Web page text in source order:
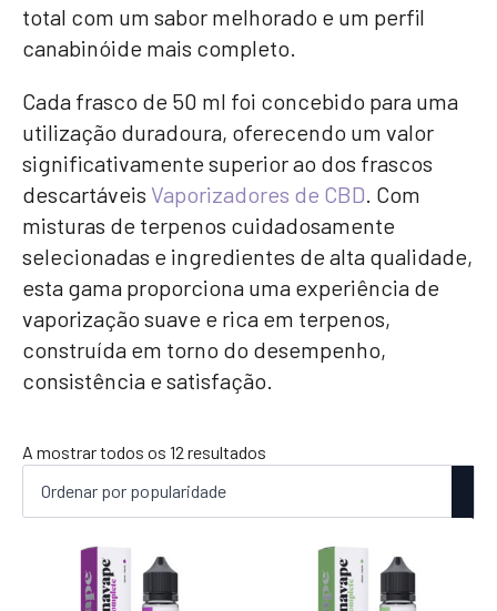
total com um sabor melhorado e um perfil
canabinóide mais completo.
Cada frasco de 50 ml foi concebido para uma
utilização duradoura, oferecendo um valor
significativamente superior ao dos frascos
descartáveis Vaporizadores de CBD. Com
misturas de terpenos cuidadosamente
selecionadas e ingredientes de alta qualidade,
esta gama proporciona uma experiência de
vaporização suave e rica em terpenos,
construída em torno do desempenho,
consistência e satisfação.
A mostrar todos os 12 resultados